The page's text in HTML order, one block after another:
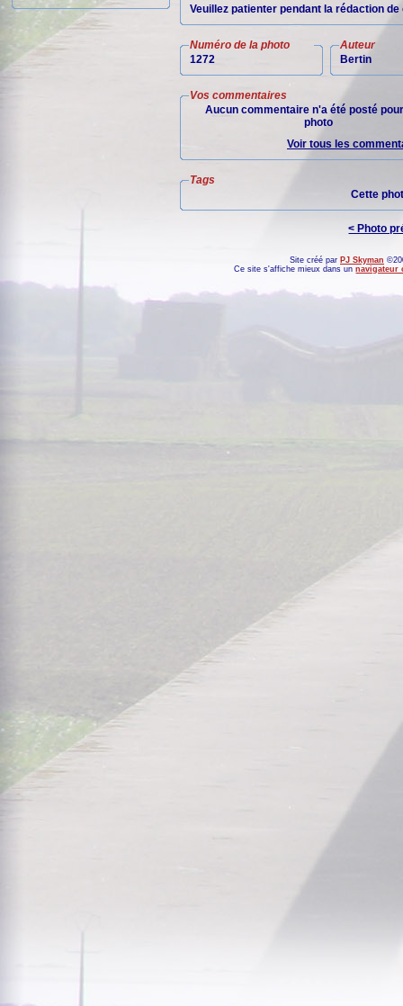
Veuillez patienter pendant la rédaction
Numéro de la photo
1272
Auteur
Bertin
Vos commentaires
Aucun commentaire n'a été posté
photo
Voir tous les
Tags
Cette
< Photo
Site créé par PJ Skyman
Ce site s'affiche mieux dans unnavigateur